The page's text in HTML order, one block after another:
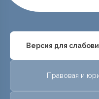
Версия для
Правовая и